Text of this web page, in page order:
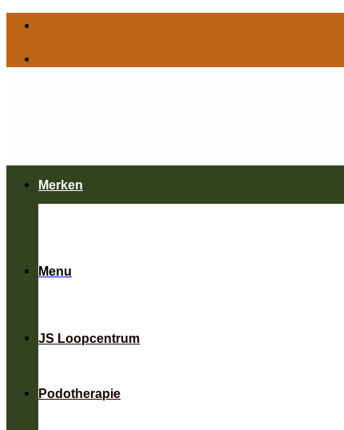
Menu
JS Loopcentrum
Podotherapie
Merken